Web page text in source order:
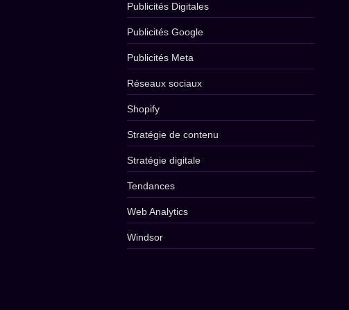
Publicités Digitales
Publicités Google
Publicités Meta
Réseaux sociaux
Shopify
Stratégie de contenu
Stratégie digitale
Tendances
Web Analytics
Windsor